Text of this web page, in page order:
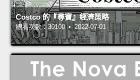
Costco 的『尋寶』經濟策略
觀看次數：30100 • 2022-07-01